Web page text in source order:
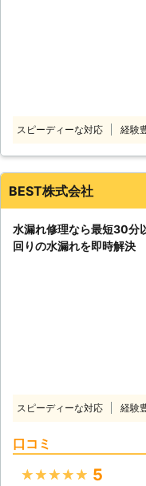
スピーディーな対応 経験
BEST株式会社
水漏れ修理なら最短30分
回りの水漏れを即時解決
スピーディーな対応 経験
口コミ
★★★★★ 5